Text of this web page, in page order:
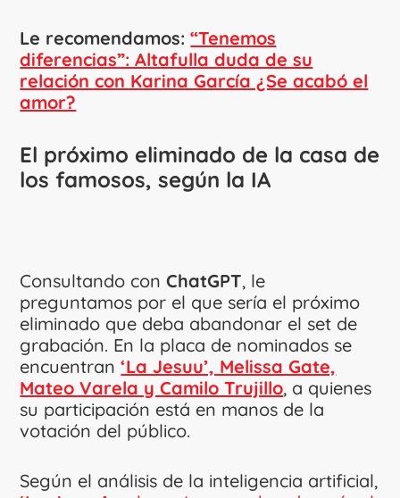
Le recomendamos:“Tenemos
diferencias”: Altafulla duda de su
relación con Karina García ¿Se acabó el
amor?
El próximo eliminado de la casa de
los famosos, según la IA
Consultando conChatGPT, le
preguntamos por el que sería el próximo
eliminado que deba abandonar el set de
grabación. En la placa de nominados se
encuentran ‘La Jesuu’, Melissa Gate,
Mateo Varela y Camilo Trujillo, a quienes
su participación está en manos de la
votación del público.
Según el análisis de la inteligencia artificial,